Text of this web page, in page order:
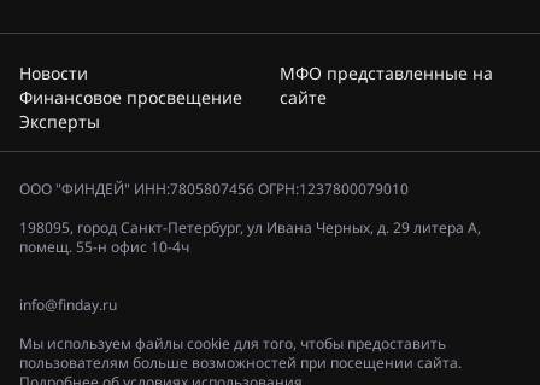
Новости
Финансовое просвещение
Эксперты
МФО представленные на
сайте
ООО "ФИНДЕЙ" ИНН:7805807456 ОГРН:1237800079010
198095, город Санкт-Петербург, ул Ивана Черных, д. 29 литера А,
помещ. 55-н офис 10-4ч
info@finday.ru
Мы используем файлы cookie для того, чтобы предоставить
пользователям больше возможностей при посещении сайта.